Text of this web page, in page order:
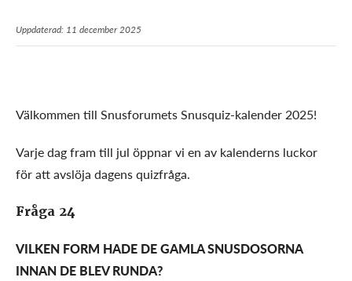
Uppdaterad: 11 december 2025
Välkommen till Snusforumets Snusquiz-kalender 2025!
Varje dag fram till jul öppnar vi en av kalenderns luckor
för att avslöja dagens quizfråga.
Fråga 24
VILKEN FORM HADE DE GAMLA SNUSDOSORNA
INNAN DE BLEV RUNDA?